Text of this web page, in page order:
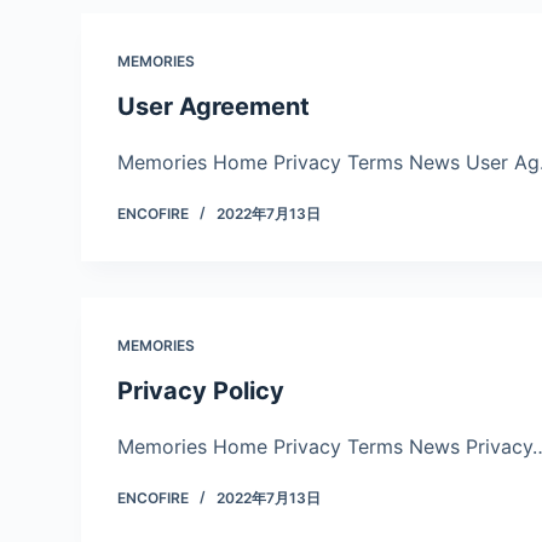
MEMORIES
User Agreement
Memories Home Privacy Terms News User
ENCOFIRE 2022年7月13日
MEMORIES
Privacy Policy
Memories Home Privacy Terms News
ENCOFIRE 2022年7月13日